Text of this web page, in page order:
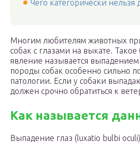
Чего категорически нельзя
Многим любителям животных
собак с глазами на выкате.
явление называется
породы собак особенно сильно
патологии. Если у собаки
должен срочно обратиться к
Как называется
Выпадение глаз (luxatio bulbi